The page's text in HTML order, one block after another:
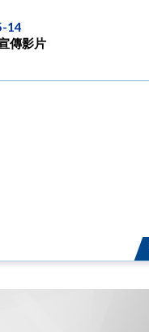
14
傳影片